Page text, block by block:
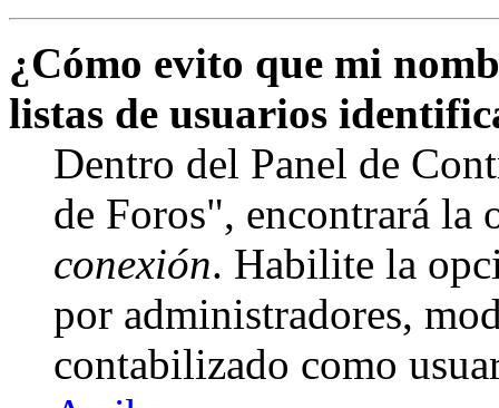
¿Cómo evito que mi
listas de usuarios
Dentro del Panel de
de Foros", encontrará la
conexión. Habilite la
por administradores,
contabilizado como